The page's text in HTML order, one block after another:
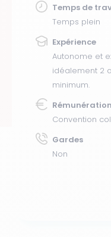
Temps de
Temps plein
Expérience
Autonome et
idéalement 2
minimum.
Rémunération
Convention
Gardes
Non